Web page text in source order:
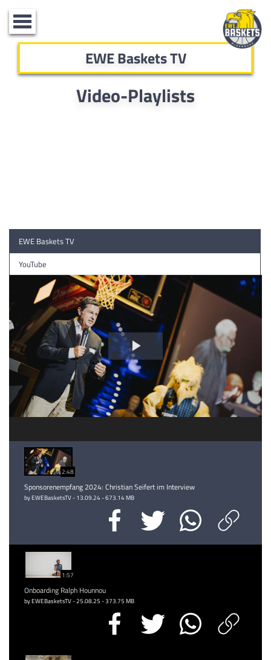
Toggle
navigation
EWE Baskets TV
Video-Playlists
EWE Baskets TV
YouTube
Video
abspielen
2:48
Sponsorenempfang 2024: Christian Seifert im Interview
by EWEBasketsTV - 13.09.24 - 673.14 MB
1:57
Onboarding Ralph Hounnou
by EWEBasketsTV - 25.08.25 - 373.75 MB